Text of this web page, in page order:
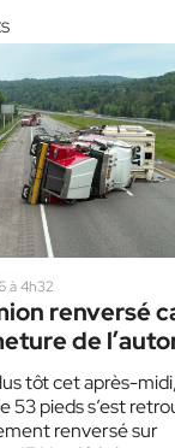
à 4h32
renversé
de
tôt cet après-
53 pieds s’est
renversé sur